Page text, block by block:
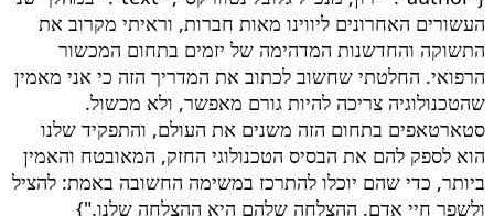
העשורים האחרונים ליווינו מאות חברות, וראיתי מקרוב את
התשוקה והחדשנות המדהימה של יזמים בתחום המכשור
הרפואי. החלטתי שחשוב לכתוב את המדריך הזה כי אני מאמין
שהטכנולוגיה צריכה להיות גורם מאפשר, ולא מכשול.
סטארטאפים בתחום הזה משנים את העולם, והתפקיד שלנו
הוא לספק להם את הבסיס הטכנולוגי החזק, המאובטח והאמין
ביותר, כדי שהם יוכלו להתרכז במשימה החשובה באמת: להציל
ולשפר חיי אדם. ההצלחה שלהם היא ההצלחה שלנו."}